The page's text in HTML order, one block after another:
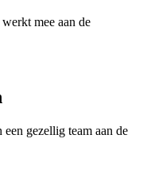
mee aan de
gezellig team aan de